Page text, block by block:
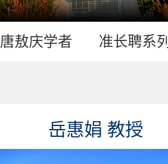
唐敖庆学者 准长聘系列
岳惠娟 教授